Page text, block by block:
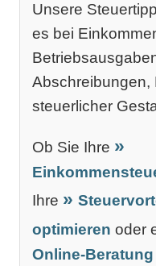
Unsere
es bei
Abschreibungen,
steuerlicher
Ob Sie Ihre
Ihre
optimieren oder
Online-Beratung